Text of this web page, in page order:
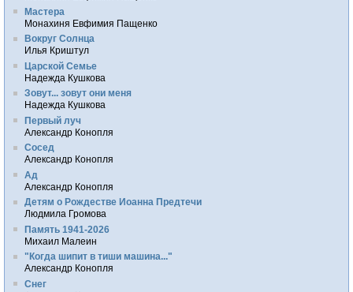
Мастера
Монахиня Евфимия Пащенко
Вокруг Солнца
Илья Криштул
Царской Семье
Надежда Кушкова
Зовут... зовут они меня
Надежда Кушкова
Первый луч
Александр Конопля
Сосед
Александр Конопля
Ад
Александр Конопля
Детям о Рождестве Иоанна Предтечи
Людмила Громова
Память 1941-2026
Михаил Малеин
"Когда шипит в тиши машина..."
Александр Конопля
Снег